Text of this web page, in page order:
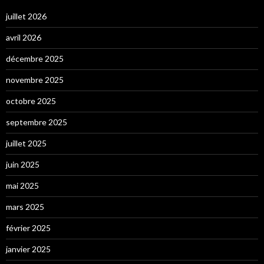
juillet 2026
avril 2026
décembre 2025
novembre 2025
octobre 2025
septembre 2025
juillet 2025
juin 2025
mai 2025
mars 2025
février 2025
janvier 2025